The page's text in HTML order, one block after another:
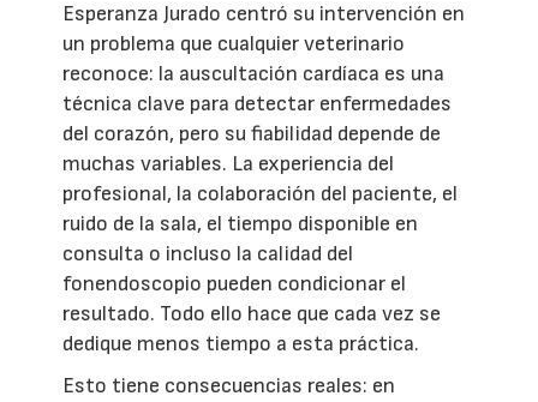
Esperanza Jurado centró su intervención en
un problema que cualquier veterinario
reconoce: la auscultación cardíaca es una
técnica clave para detectar enfermedades
del corazón, pero su fiabilidad depende de
muchas variables. La experiencia del
profesional, la colaboración del paciente, el
ruido de la sala, el tiempo disponible en
consulta o incluso la calidad del
fonendoscopio pueden condicionar el
resultado. Todo ello hace que cada vez se
dedique menos tiempo a esta práctica.
Esto tiene consecuencias reales: en